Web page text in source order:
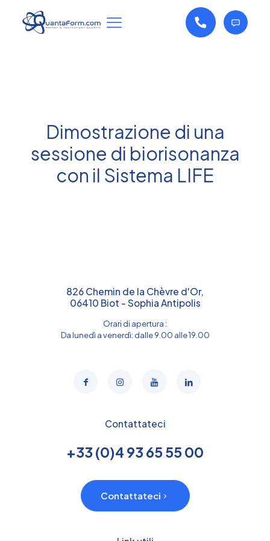
Dimostrazione di una
sessione di biorisonanza
con il Sistema LIFE
826 Chemin de la Chèvre d'Or,
06410 Biot - Sophia Antipolis
Orari di apertura :
Da lunedì a venerdì: dalle 9.00 alle 19.00
Contattateci
+33 (0)4 93 65 55 00
Contattateci